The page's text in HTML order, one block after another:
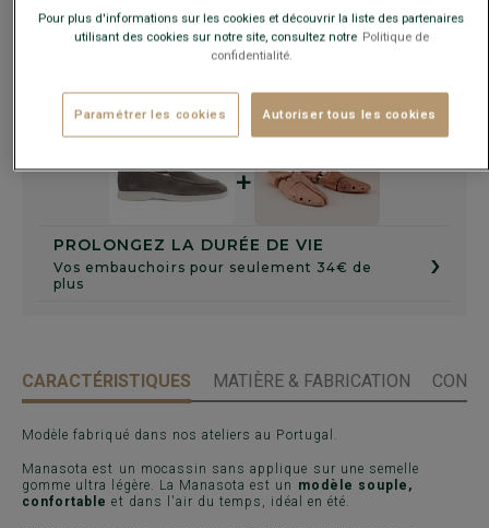
Voir la disponibilité en magasin
Livré en 24h ouvrées avec Chronopost Express
30 jours pour changer d'avis !
PROLONGEZ LA DURÉE DE VIE
Vos embauchoirs pour seulement 34€ de
plus
›
+
CARACTÉRISTIQUES MATIÈRE & FABRICATION
Modèle fabriqué dans nos ateliers au Portugal.
Manasota est un mocassin sans applique sur une semelle
gomme ultra légère. La Manasota est un modèle souple,
confortable et dans l'air du temps, idéal en été.
Pour plus d'informations sur les cookies et découvrir la liste des partenaires
utilisant des cookies sur notre site, consultez notre Politique de
confidentialité.
Paramétrer les cookies Autoriser tous les cookies